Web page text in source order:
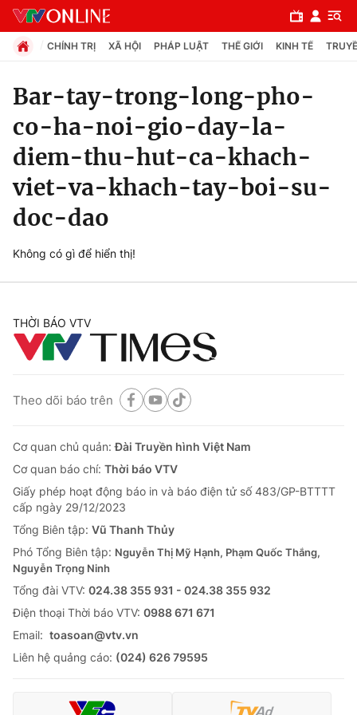
Chuyên mục
Chính trị
Xã hội
Pháp luật
Thế giới
Thế giới đó đây
Câu chuyện quốc tế
Thị trường
Góc doanh nghiệp
Dữ liệu và đời sống
Truyền hình
Phim VTV
Hậu trường
Khán giả
Giải sao mai
Giải trí
Điện ảnh
Âm nhạc
Sao
Đời sống
Du lịch
Làm đẹp
Giáo dục
Tuyển sinh
Công nghệ
Hitech Công nghệ tương lai
CHÍNH TRỊ XÃ HỘI PHÁP LUẬT THẾ GIỚI KINH TẾ
Bar-tay-trong-long-pho-
co-ha-noi-gio-day-la-
diem-thu-hut-ca-khach-
viet-va-khach-tay-boi-su-
doc-dao
Không có gì để hiển thị!
THỜI BÁO VTV
Theo dõi báo trên
Cơ quan chủ quản:Đài Truyền hình Việt Nam
Cơ quan báo chí: Thời báo VTV
Giấy phép hoạt động báo in và báo điện tử số 483/GP-BTTTT
cấp ngày 29/12/2023
Tổng Biên tập: Vũ Thanh Thủy
Phó Tổng Biên tập: Nguyễn Thị Mỹ Hạnh, Phạm Quốc Thắng,
Nguyễn Trọng Ninh
Tổng đài VTV: 024.38 355 931 - 024.38 355 932
Ðiện thoại Thời báo VTV: 0988 671 671
Email: toasoan@vtv.vn
Liên hệ quảng cáo: (024) 626 79595